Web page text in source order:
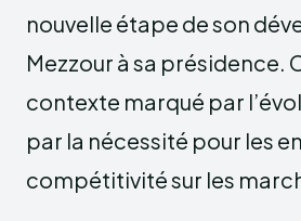
nouvelle étape de son
Mezzour à sa présidence.
contexte marqué par
par la nécessité pour les
compétitivité sur les